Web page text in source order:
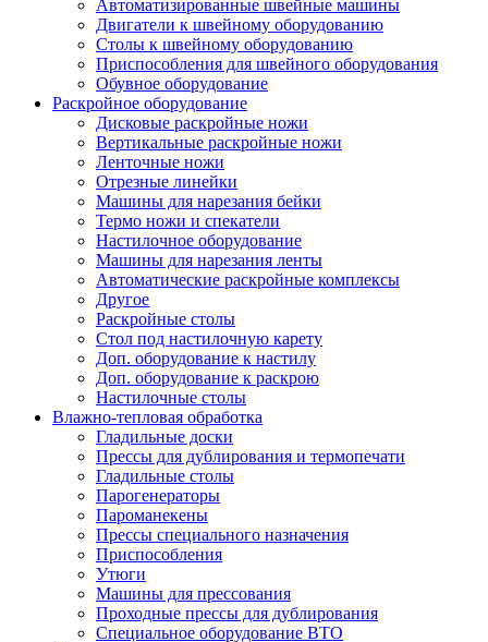
Автоматизированные швейные машины
Двигатели к швейному оборудованию
Столы к швейному оборудованию
Приспособления для швейного оборудования
Обувное оборудование
Раскройное оборудование
Дисковые раскройные ножи
Вертикальные раскройные ножи
Ленточные ножи
Отрезные линейки
Машины для нарезания бейки
Термо ножи и спекатели
Настилочное оборудование
Машины для нарезания ленты
Автоматические раскройные комплексы
Другое
Раскройные столы
Стол под настилочную карету
Доп. оборудование к настилу
Доп. оборудование к раскрою
Настилочные столы
Влажно-тепловая обработка
Гладильные доски
Прессы для дублирования и термопечати
Гладильные столы
Парогенераторы
Пароманекены
Прессы специального назначения
Приспособления
Утюги
Машины для прессования
Проходные прессы для дублирования
Специальное оборудование ВТО